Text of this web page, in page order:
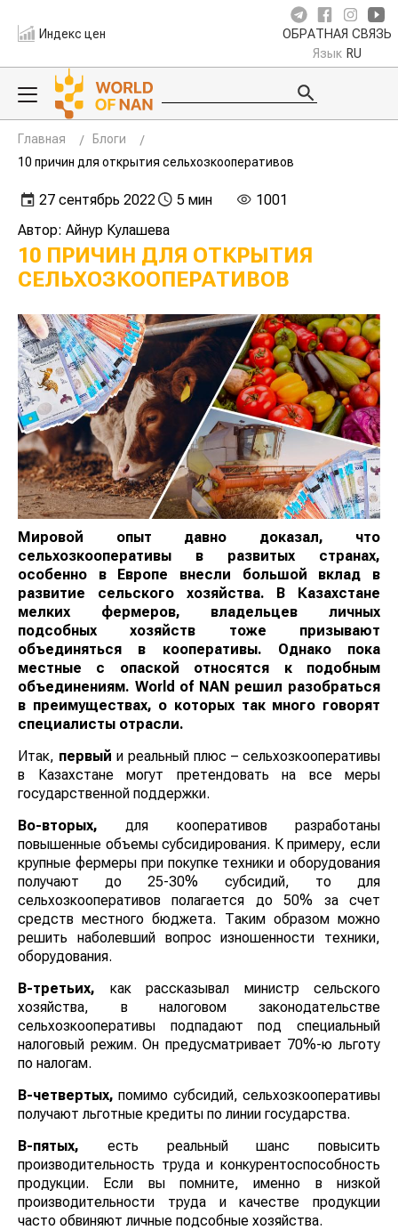
Индекс цен ОБРАТНАЯ СВЯЗЬ
Язык RU
Главная
Блоги
10 причин для открытия сельхозкооперативов
27 сентябрь 2022 5 мин
1001
Автор: Айнур Кулашева
10 ПРИЧИН ДЛЯ ОТКРЫТИЯ
СЕЛЬХОЗКООПЕРАТИВОВ
Мировой опыт давно доказал, что
сельхозкооперативы в развитых странах,
особенно в Европе внесли большой вклад в
развитие сельского хозяйства. В Казахстане
мелких фермеров, владельцев личных
подсобных хозяйств тоже призывают
объединяться в кооперативы. Однако пока
местные с опаской относятся к подобным
объединениям. World of NAN решил разобраться
в преимуществах, о которых так много говорят
специалисты отрасли.
Итак, первый и реальный плюс – сельхозкооперативы
в Казахстане могут претендовать на все меры
государственной поддержки.
Во-вторых, для кооперативов разработаны
повышенные объемы субсидирования. К примеру, если
крупные фермеры при покупке техники и оборудования
получают до 25-30% субсидий, то для
сельхозкооперативов полагается до 50% за счет
средств местного бюджета. Таким образом можно
решить наболевший вопрос изношенности техники,
оборудования.
В-третьих, как рассказывал министр сельского
хозяйства, в налоговом законодательстве
сельхозкооперативы подпадают под специальный
налоговый режим. Он предусматривает 70%-ю льготу
по налогам.
В-четвертых, помимо субсидий, сельхозкооперативы
получают льготные кредиты по линии государства.
В-пятых, есть реальный шанс повысить
производительность труда и конкурентоспособность
продукции. Если вы помните, именно в низкой
производительности труда и качестве продукции
часто обвиняют личные подсобные хозяйства.